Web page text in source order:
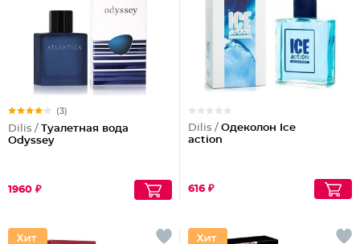
(3)
Dilis / Туалетная вода
Odyssey
1960 ₽
Dilis / Одеколон Ice
action
616 ₽